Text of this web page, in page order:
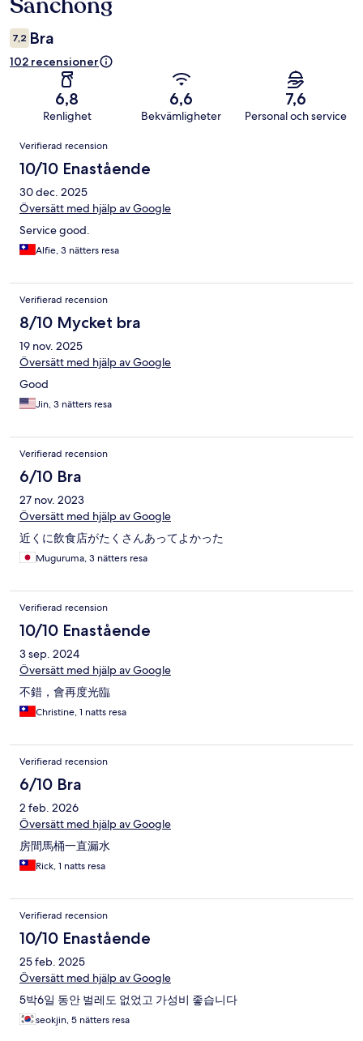
7,2 Bra
102 recensioner
6,8
Renlighet
6,6
Bekvämligheter
7,6
Personal och service
Recensioner
Verifierad recension
10/10 Enastående
30 dec. 2025
Översätt med hjälp av Google
Service good.
Alfie, 3 nätters resa
Verifierad recension
8/10 Mycket bra
19 nov. 2025
Översätt med hjälp av Google
Good
Jin, 3 nätters resa
Verifierad recension
6/10 Bra
27 nov. 2023
Översätt med hjälp av Google
近くに飲食店がたくさんあってよかった
Muguruma, 3 nätters resa
Verifierad recension
10/10 Enastående
3 sep. 2024
Översätt med hjälp av Google
不錯，會再度光臨
Christine, 1 natts resa
Verifierad recension
6/10 Bra
2 feb. 2026
Översätt med hjälp av Google
房間馬桶一直漏水
Rick, 1 natts resa
Verifierad recension
10/10 Enastående
25 feb. 2025
Översätt med hjälp av Google
5박6일 동안 벌레도 없었고 가성비 좋습니다
seokjin, 5 nätters resa